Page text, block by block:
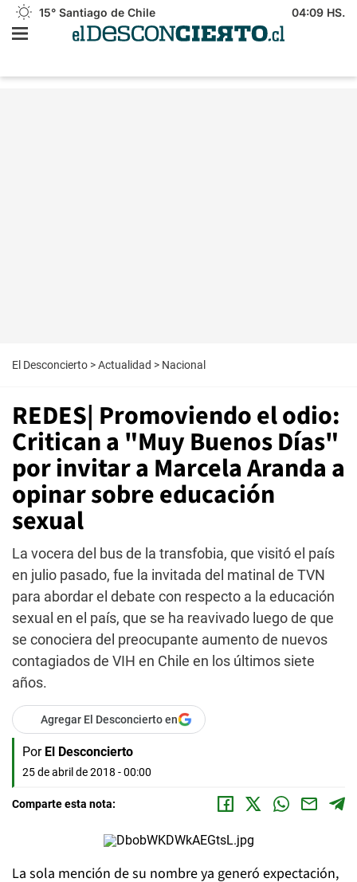
15° Santiago de Chile 04:09 HS.
El Desconcierto >Actualidad > Nacional
REDES| Promoviendo el odio:
Critican a "Muy Buenos Días"
por invitar a Marcela Aranda a
opinar sobre educación
sexual
La vocera del bus de la transfobia, que visitó el país
en julio pasado, fue la invitada del matinal de TVN
para abordar el debate con respecto a la educación
sexual en el país, que se ha reavivado luego de que
se conociera del preocupante aumento de nuevos
contagiados de VIH en Chile en los últimos siete
años.
Agregar El Desconcierto en
Por El Desconcierto
25 de abril de 2018 - 00:00
Comparte esta nota:
La sola mención de su nombre ya generó expectación,